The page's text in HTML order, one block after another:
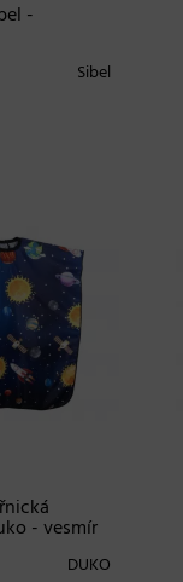
-
Sibel
- vesmír
DUKO